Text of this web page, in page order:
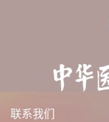
联系我们